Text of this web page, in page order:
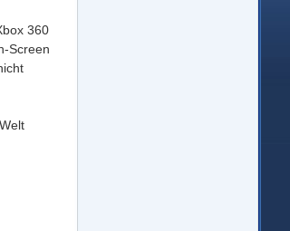
360
Screen